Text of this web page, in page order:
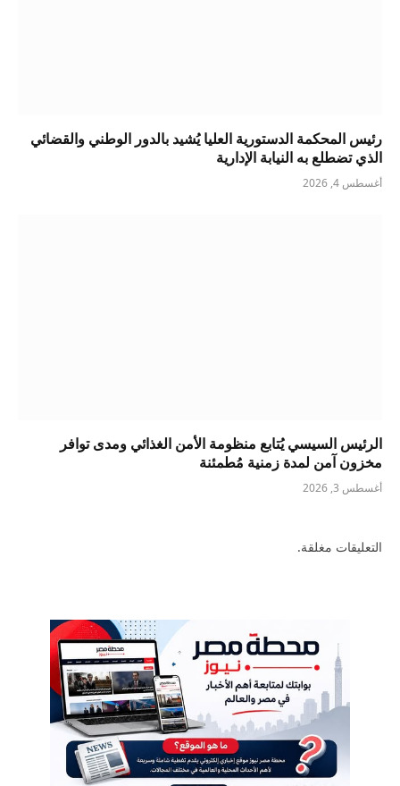
رئيس المحكمة الدستورية العليا يُشيد بالدور الوطني والقضائي
الذي تضطلع به النيابة الإدارية
أغسطس 4, 2026
الرئيس السيسي يُتابع منظومة الأمن الغذائي ومدى توافر
مخزون آمن لمدة زمنية مُطمئنة
أغسطس 3, 2026
التعليقات مغلقة.